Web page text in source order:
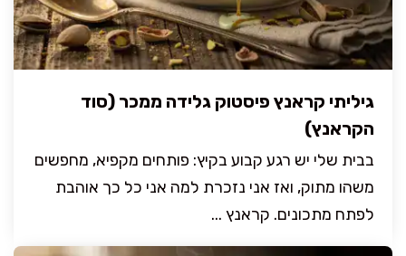
גיליתי קראנץ פיסטוק גלידה ממכר (סוד
הקראנץ)
בבית שלי יש רגע קבוע בקיץ: פותחים מקפיא, מחפשים
משהו מתוק, ואז אני נזכרת למה אני כל כך אוהבת
לפתח מתכונים. קראנץ ...